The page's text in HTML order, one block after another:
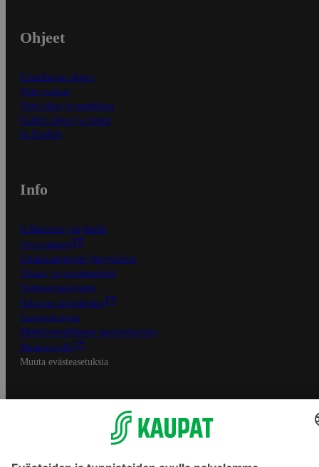
Ohjeet
Ensitilaajan ohjeet
Näin maksat
Näin tilaat ja muokkaat
Kaikki ohjeet ja vinkit
In English
Info
S-Business yrityksille
Oiva-raportit
Osuuskauppojen yhteystiedot
Tilaus- ja toimitusehdot
Tietosuojakäytäntö
Palvelun käyttöehdot
Saavutettavuus
Mobiilisovelluksen saavutettavuus
Mainostajalle
Muuta evästeasetuksia
S-ryhmän palvelut